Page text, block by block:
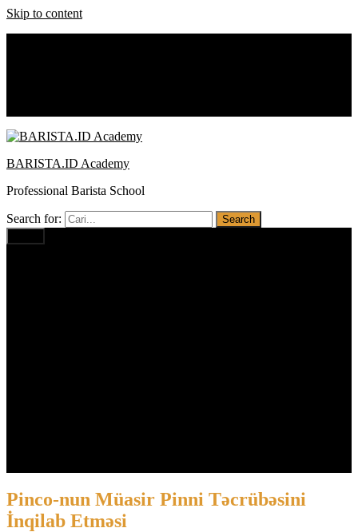
Skip to content
BARISTA.ID Academy
Professional Barista School
Search for:
Pinco-nun Müasir Pinni Təcrübəsini
İnqilab Etməsi